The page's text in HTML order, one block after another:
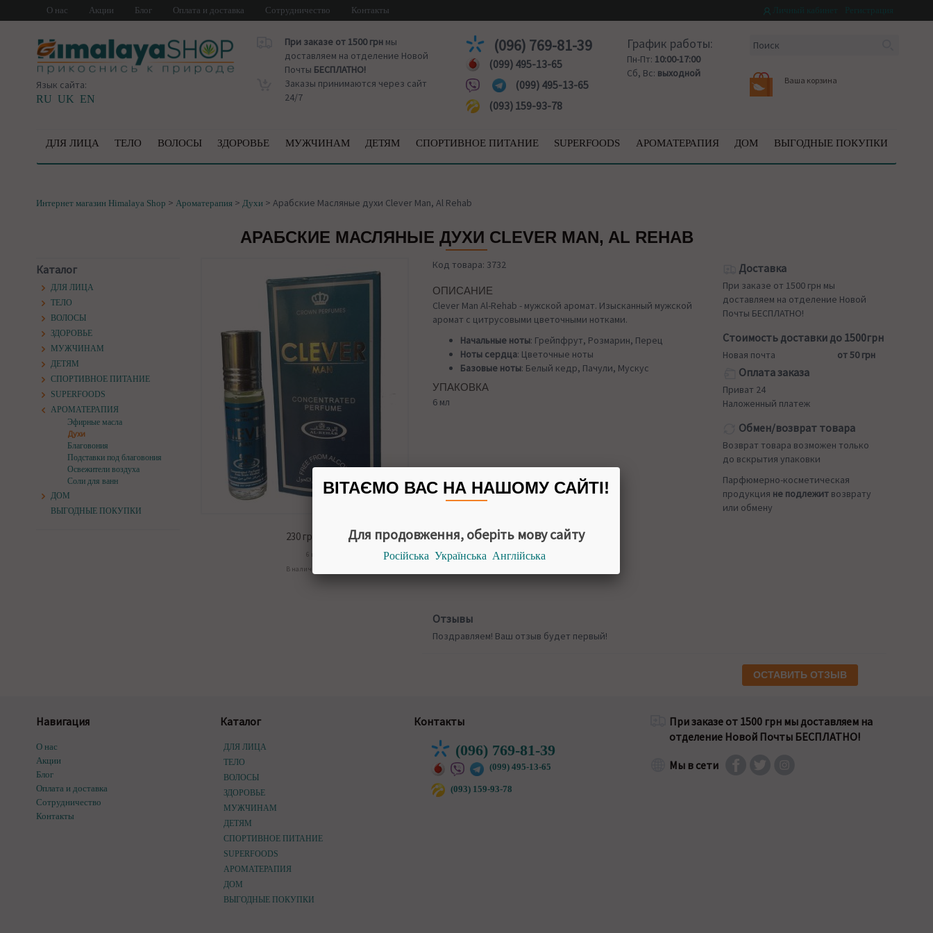
О нас Акции Блог Оплата и доставка Сотрудничество Контакты
Язык сайта:
RU UK EN
При заказе от 1500 грнмы
доставляем на отделение Новой
Почты БЕСПЛАТНО!
Заказы принимаются через сайт
24/7
(096) 769-81-39
(099) 495-13-65
(099) 495-13-65
(093) 159-93-78
График работы:
Пн-Пт: 10:00-17:00
Сб, Вс: выходной
Ваша корзина
ДЛЯ ЛИЦА ТЕЛО ВОЛОСЫ ЗДОРОВЬЕ МУЖЧИНАМ ДЕТЯМ СПОРТИВНОЕ ПИТАНИЕ SUPERFOODS АРОМАТЕРАПИЯ ДОМ ВЫГОДНЫЕ ПОКУПКИ
Интернет магазин Himalaya Shop > Ароматерапия > Духи > Арабские Масляные духи Clever Man, Al Rehab
АРАБСКИЕ МАСЛЯНЫЕ ДУХИ CLEVER MAN, AL REHAB
Каталог
ДЛЯ ЛИЦА
ТЕЛО
ВОЛОСЫ
ЗДОРОВЬЕ
МУЖЧИНАМ
ДЕТЯМ
СПОРТИВНОЕ ПИТАНИЕ
SUPERFOODS
АРОМАТЕРАПИЯ
Эфирные масла
Духи
Благовония
Подставки под благовония
Освежители воздуха
Соли для ванн
ДОМ
ВЫГОДНЫЕ ПОКУПКИ
230грн.
6 мл
В наличии
Код товара: 3732
ОПИСАНИЕ
Clever Man Al-Rehab - мужской аромат. Изысканный мужской
аромат с цитрусовыми цветочными нотками.
Начальные ноты: Грейпфрут, Розмарин, Перец
Ноты сердца: Цветочные ноты
Базовые ноты: Белый кедр, Пачули, Мускус
УПАКОВКА
6 мл
Назад в
Доставка
При заказе от 1500 грн мы
доставляем на отделение Новой
Почты БЕСПЛАТНО!
Стоимость доставки до 1500грн
Новая почта от 50 грн
Оплата заказа
Приват 24
Наложенный платеж
Обмен/возврат товара
Возврат товара возможен только
до вскрытия упаковки
Парфюмерно-косметическая
продукция не подлежит возврату
или обмену
Отзывы
Поздравляем! Ваш отзыв будет первый!
ОСТАВИТЬ ОТЗЫВ
Навигация
О нас
Акции
Блог
Оплата и доставка
Сотрудничество
Контакты
Каталог
ДЛЯ ЛИЦА
ТЕЛО
ВОЛОСЫ
ЗДОРОВЬЕ
МУЖЧИНАМ
ДЕТЯМ
СПОРТИВНОЕ ПИТАНИЕ
SUPERFOODS
АРОМАТЕРАПИЯ
ДОМ
ВЫГОДНЫЕ ПОКУПКИ
Контакты
(096) 769-81-39
(099) 495-13-65
(093) 159-93-78
При заказе от 1500 грн мы доставляем на
отделение Новой Почты БЕСПЛАТНО!
Мы в сети
ВІТАЄМО ВАС НА НАШОМУ САЙТІ!
Для продовження, оберіть мову сайту
Російська Українська Англійська